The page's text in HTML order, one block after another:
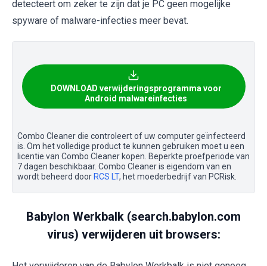
detecteert om zeker te zijn dat je PC geen mogelijke
spyware of malware-infecties meer bevat.
DOWNLOAD verwijderingsprogramma voor
Android malwareinfecties
Combo Cleaner die controleert of uw computer geïnfecteerd
is. Om het volledige product te kunnen gebruiken moet u een
licentie van Combo Cleaner kopen. Beperkte proefperiode van
7 dagen beschikbaar. Combo Cleaner is eigendom van en
wordt beheerd door RCS LT, het moederbedrijf van PCRisk.
Babylon Werkbalk (search.babylon.com
virus) verwijderen uit browsers: